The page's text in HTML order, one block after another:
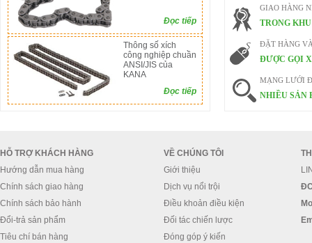
Đọc tiếp
Thông số xích
công nghiệp chuần
ANSI/JIS của
KANA
Đọc tiếp
GIAO HÀNG
TRONG
ĐẶT HÀNG
ĐƯỢC GỌI
MẠNG LƯỚI
NHIỀU SẢN
HỖ TRỢ KHÁCH HÀNG
Hướng dẫn mua hàng
Chính sách giao hàng
Chính sách bảo hành
Đổi-trả sản phẩm
Tiêu chí bán hàng
VỀ CHÚNG TÔI
Giới thiệu
Dịch vụ nổi trội
Điều khoản điều kiện
Đối tác chiến lược
Đóng góp ý kiến